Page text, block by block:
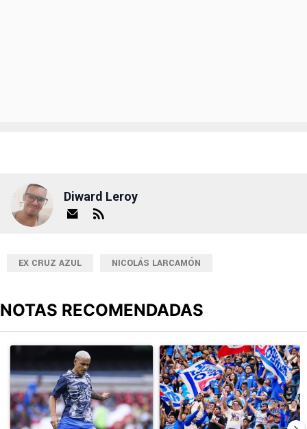
Diward Leroy
EX CRUZ AZUL NICOLÁS LARCAMÓN
NOTAS RECOMENDADAS
Un artículo de tendencia con el título "Revelan un detalle clave
Un artículo de tendencia con el